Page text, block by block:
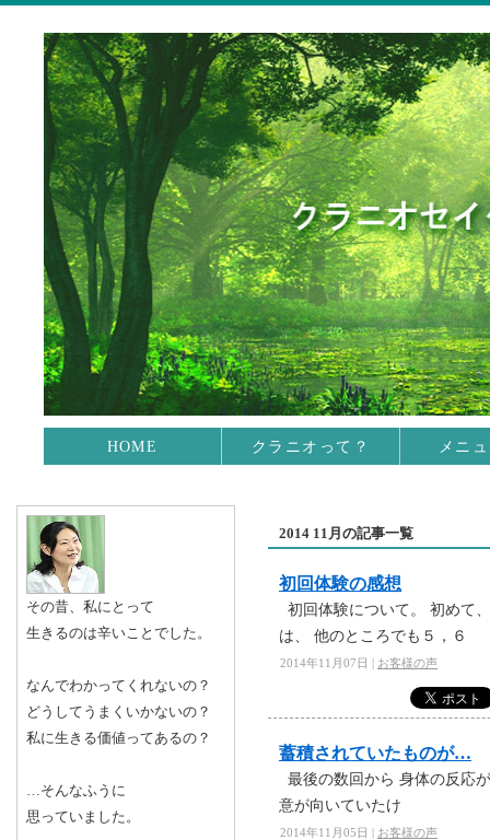
HOME クラニオって？ メニ
2014 11月の記事一覧
初回体験の感想
初回体験について。 初めて
は、 他のところでも５，６
2014年11月07日 | お客様の声
蓄積されていたものが…
最後の数回から 身体の反応
意が向いていたけ
2014年11月05日 | お客様の声
その昔、私にとって
生きるのは辛いことでした。
なんでわかってくれないの？
どうしてうまくいかないの？
私に生きる価値ってあるの？
…そんなふうに
思っていました。